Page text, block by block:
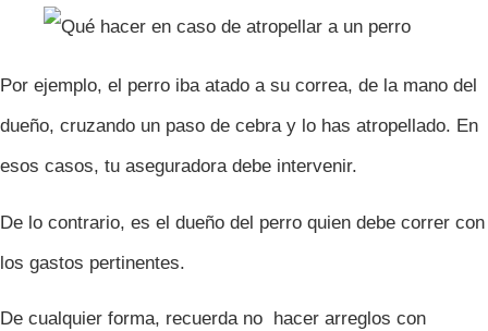
Por ejemplo, el perro iba atado a su correa, de la mano del
dueño, cruzando un paso de cebra y lo has atropellado. En
esos casos, tu aseguradora debe intervenir.
De lo contrario, es el dueño del perro quien debe correr con
los gastos pertinentes.
De cualquier forma, recuerda no hacer arreglos con